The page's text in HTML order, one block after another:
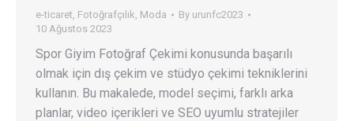
e-ticaret Fotoğrafçılık Moda By urunfc2023
10 Ağustos 2023
Spor Giyim Fotoğraf Çekimi konusunda başarılı
olmak için dış çekim ve stüdyo çekimi tekniklerini
kullanın. Bu makalede, model seçimi, farklı arka
planlar, video içerikleri ve SEO uyumlu stratejiler